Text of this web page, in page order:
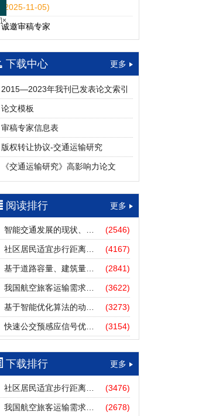
(2025-11-05)
诚邀审稿专家
(2024-04-25)
下载中心 更多
2015—2023年我刊已发表论文索引
论文模板
审稿专家信息表
版权转让协议-交通运输研究
《交通运输研究》高影响力论文
（2012—2022）
参考文献及常用法定计量单位样例
中英文摘要撰写规范及样例
阅读排行 更多
(2546)
社区居民适宜步行距离阈值研究 (4167)
基于道路容量、建筑量、汽车保有量的拥堵指数敏感性分析 (2841)
我国航空旅客运输需求预测——基于计量经济学与系统动力学组合模型 (3622)
(3273)
快速公交预感应信号优先协调控制策略 (3154)
下载排行 更多
社区居民适宜步行距离阈值研究 (3476)
我国航空旅客运输需求预测——基于计量经济学与系统动力学组合模型 (2678)